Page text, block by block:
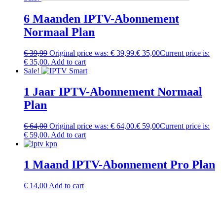
6 Maanden IPTV-Abonnement
Normaal Plan
€39,99 Original price was: € 39,99.€ 35,00Current price is:
€ 35,00. Add to cart
Sale!
1 Jaar IPTV-Abonnement Normaal
Plan
€64,00 Original price was: € 64,00.€ 59,00Current price is:
€ 59,00. Add to cart
1 Maand IPTV-Abonnement Pro Plan
€ 14,00 Add to cart